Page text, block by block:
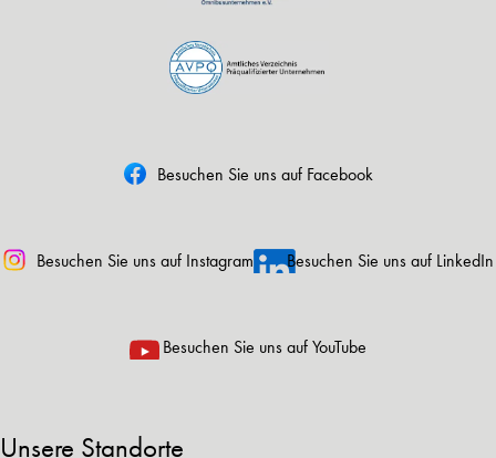
Besuchen Sie uns auf Facebook
Besuchen Sie uns auf Instagram Besuchen Sie uns auf LinkedIn
Besuchen Sie uns auf YouTube
Unsere Standorte